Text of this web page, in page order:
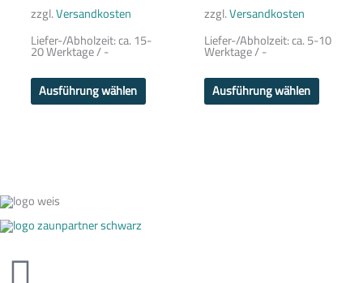
zzgl.Versandkosten
Liefer-/Abholzeit:ca. 15-
20 Werktage / -
Ausführung wählen
zzgl.Versandkosten
Liefer-/Abholzeit:ca. 5-10
Werktage / -
Ausführung wählen